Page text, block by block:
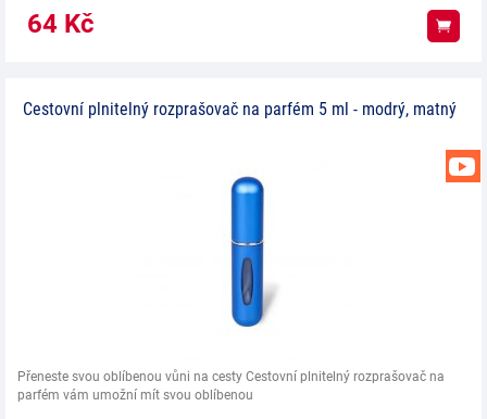
64 Kč
Cestovní plnitelný rozprašovač na parfém 5 ml - modrý, matný
Přeneste svou oblíbenou vůni na cesty Cestovní plnitelný rozprašovač na
parfém vám umožní mít svou oblíbenou